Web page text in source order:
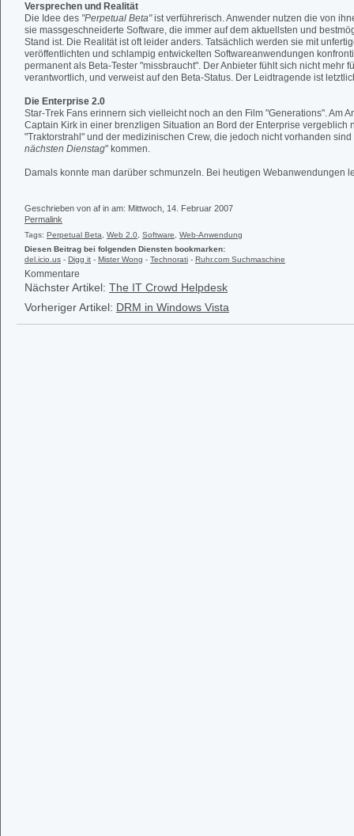
Versprechen und Realität
Die Idee des "Perpetual Beta"ist verführerisch. Anwender nutzen die von
sie massgeschneiderte Software, die immer auf dem aktuellsten und
Stand ist. Die Realität ist oft leider anders. Tatsächlich werden sie mit
veröffentlichten und schlampig entwickelten Softwareanwendungen
permanent als Beta-Tester "missbraucht". Der Anbieter fühlt sich nicht mehr
verantwortlich, und verweist auf den Beta-Status. Der Leidtragende ist
Die Enterprise 2.0
Star-Trek Fans erinnern sich vielleicht noch an den Film "Generations". Am
Captain Kirk in einer brenzligen Situation an Bord der Enterprise vergeblich
"Traktorstrahl" und der medizinischen Crew, die jedoch nicht vorhanden sind
nächsten Dienstag" kommen.
Damals konnte man darüber schmunzeln. Bei heutigen Webanwendungen
Geschrieben von af in am: Mittwoch, 14. Februar 2007
Permalink
Tags: Perpetual Beta Web 2.0 Software
Web-Anwendung
Diesen Beitrag bei folgenden Diensten bookmarken:
del.icio.us - Digg it - Mister Wong - Technorati - Ruhr.com Suchmaschine
Kommentare
Nächster Artikel: The IT Crowd Helpdesk
Vorheriger Artikel: DRM in Windows Vista